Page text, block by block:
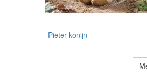
Pieter konijn